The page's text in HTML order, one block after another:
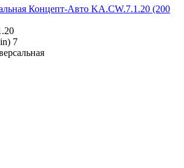
Концепт-Авто KA.CW.7.1.20 (200
7